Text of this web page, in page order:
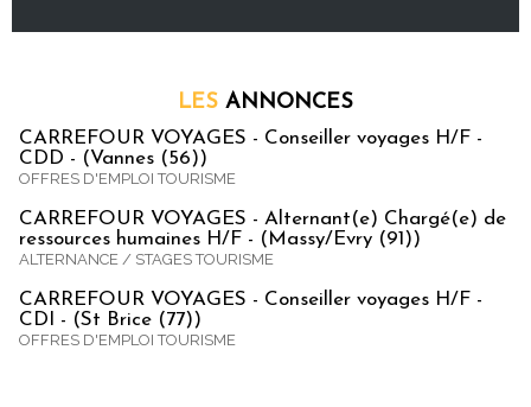
LES ANNONCES
CARREFOUR VOYAGES - Conseiller voyages H/F -
CDD - (Vannes (56))
OFFRES D'EMPLOI TOURISME
CARREFOUR VOYAGES - Alternant(e) Chargé(e) de
ressources humaines H/F - (Massy/Evry (91))
ALTERNANCE / STAGES TOURISME
CARREFOUR VOYAGES - Conseiller voyages H/F -
CDI - (St Brice (77))
OFFRES D'EMPLOI TOURISME